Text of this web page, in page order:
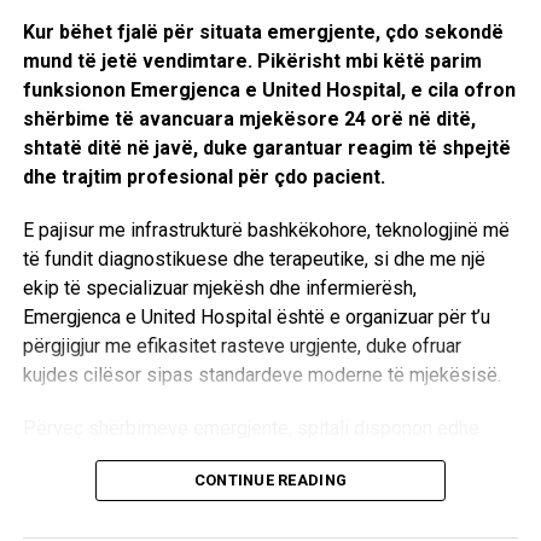
I sigurt se do ta vrisnin, Hasani herë pas herësh shtinte me
një pushkë të vjetër, me shpresë të paktë se fati mund të
rrotullohej.
Vajza e madhe, që qëndroi e fundit me babain, tregoi se
rreth orës tetë Hasani ishte goditur me plumb në gjoks. I
plagosur për vdekje, ai e kishte urdhëruar të bijën të dilte
jashtë shtëpisë që po digjej.
Dëshmitarët rrëfyen për çastet e fundit prekëse të jetës
së tij. Ata thanë se Hasani kishte brohoritur me zë të lartë:
Rroftë Republika e Kosovës! Rroftë Ibrahim Rugova!, e të
tjera.
policisë, tha se policia i kishte urdhëruar anëtarët e
familjes ta nxirrnin kufomën jashtë, nga droja se do të
Kur bëhet fjalë për situata emergjente, çdo sekondë
mund të jetë vendimtare. Pikërisht mbi këtë parim
funksionon Emergjenca e United Hospital, e cila ofron
shërbime të avancuara mjekësore 24 orë në ditë,
shtatë ditë në javë, duke garantuar reagim të shpejtë
dhe trajtim profesional për çdo pacient.
E pajisur me infrastrukturë bashkëkohore, teknologjinë më
të fundit diagnostikuese dhe terapeutike, si dhe me një
ekip të specializuar mjekësh dhe infermierësh,
Emergjenca e United Hospital është e organizuar për t’u
përgjigjur me efikasitet rasteve urgjente, duke ofruar
kujdes cilësor sipas standardeve moderne të mjekësisë.
ambulancë të pajisur për transport të sigurt dhe ndërhyrje
të shpejta, duke e bërë United Hospital një nga
CONTINUE READING